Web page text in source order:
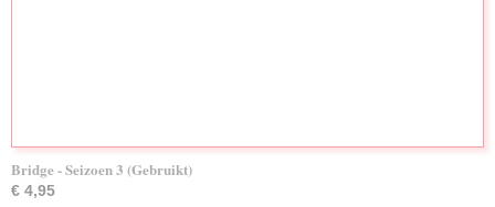
Bridge - Seizoen 3 (Gebruikt)
€ 4,95